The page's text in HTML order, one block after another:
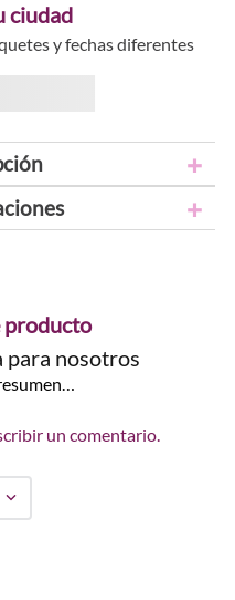
ciudad
y fechas diferentes
producto
para nosotros
un comentario.